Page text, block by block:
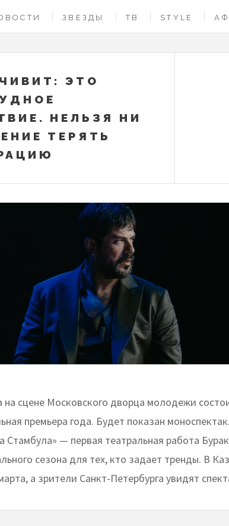
ЗВЕЗДЫ ТВ STYLE
ЭТО
НЕЛЬЗЯ НИ
ТЕРЯТЬ
на сцене Московского дворца молодежи
премьера года. Будет показан
Стамбула» — первая театральная работа
сезона для тех, кто задает тренды. В
а зрители Санкт-Петербурга увидят